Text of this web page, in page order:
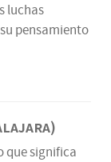
luchas
pensamiento
que significa